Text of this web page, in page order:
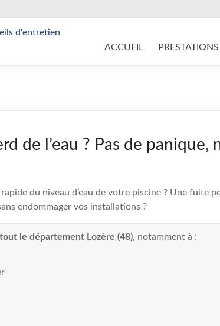
ACCUEIL PRESTATIONS
de l’eau ? Pas de panique,
du niveau d’eau de votre piscine ? Une fuite
endommager vos installations ?
le département Lozère (48), notamment à :